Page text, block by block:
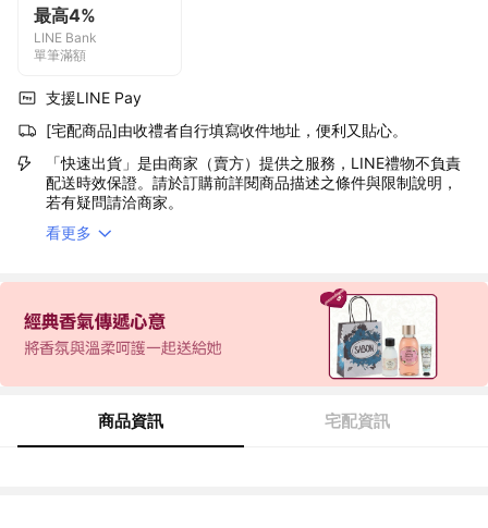
最高4%
LINE Bank
單筆滿額
支援LINE Pay
[宅配商品]由收禮者自行填寫收件地址，便利又貼心。
「快速出貨」是由商家（賣方）提供之服務，LINE禮物不負責
配送時效保證。請於訂購前詳閱商品描述之條件與限制說明，
若有疑問請洽商家。
看更多
商品資訊 宅配資訊